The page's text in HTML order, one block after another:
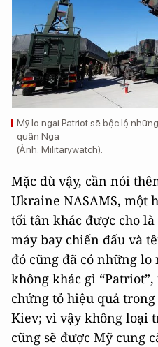
Mỹ lo ngại Patriot sẽ bộc lộ
quân Nga
(Ảnh: Militarywatch).
Mặc dù vậy, cần nói
Ukraine NASAMS, một
tối tân khác được cho
máy bay chiến đấu và
đó cũng đã có những
không khác gì
chứng tỏ hiệu quả
Kiev; vì vậy không loại
cũng sẽ được Mỹ cung